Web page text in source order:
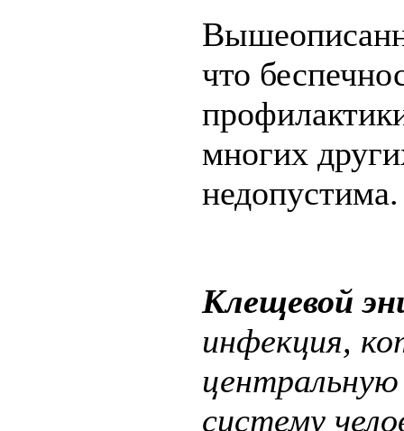
что
многих
недопустима.
Клещевой
инфекция,
систему